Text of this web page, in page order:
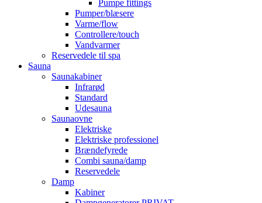
Pumpe fittings
Pumper/blæsere
Varme/flow
Controllere/touch
Vandvarmer
Reservedele til spa
Sauna
Saunakabiner
Infrarød
Standard
Udesauna
Saunaovne
Elektriske
Elektriske professionel
Brændefyrede
Combi sauna/damp
Reservedele
Damp
Kabiner